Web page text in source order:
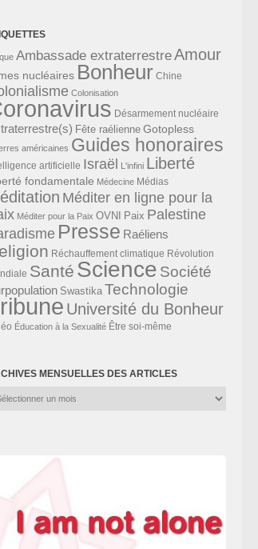
Ambassade extraterrestreAmour
nucléaires Bonheur Chine
Colonisation
Désarmement nucléaire
Fête raélienne Gotopless
américaines Guides honoraires
artificielle Israël L'infini Liberté
fondamentale Médecine Médias
Méditer en ligne pour la
Méditer pour la Paix OVNI Paix Palestine
Presse Raéliens
Réchauffement climatique Révolution
Santé Science Société
Swastika Technologie
Université du Bonheur
Éducation à la Sexualité Être soi-même
MENSUELLES DES ARTICLES